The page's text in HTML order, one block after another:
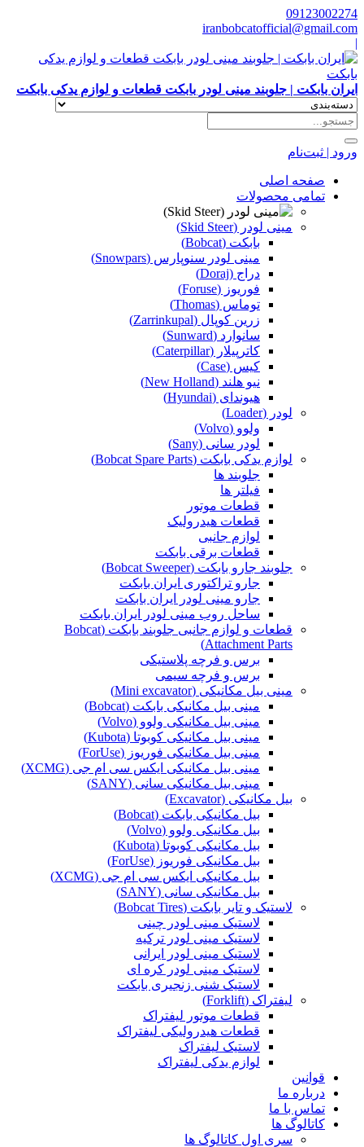
09123002274
iranbobcatofficial@gmail.com
|
ایران بابکت | جلوبند مینی لودر بابکت قطعات و لوازم یدکی بابکت
ورود | ثبت‌نام
صفحه اصلی
تمامی محصولات
مینی لودر (Skid Steer)
بابکت (Bobcat)
مینی لودر سنوپارس (Snowpars)
دراج (Doraj)
فوریوز (Foruse)
توماس (Thomas)
زرین کوپال (Zarrinkupal)
سانوارد (Sunward)
کاترپیلار (Caterpillar)
کیس (Case)
نیو هلند (New Holland)
هیوندای (Hyundai)
لودر (Loader)
ولوو (Volvo)
لودر سانی (Sany)
لوازم یدکی بابکت (Bobcat Spare Parts)
جلوبند ها
فیلتر ها
قطعات موتور
قطعات هیدرولیک
لوازم جانبی
قطعات برقی بابکت
جلوبند جارو بابکت (Bobcat Sweeper)
جارو تراکتوری ایران بابکت
جارو مینی لودر ایران بابکت
ساحل روب مینی لودر ایران بابکت
قطعات و لوازم جانبی جلوبند بابکت (Bobcat
Attachment Parts)
برس و فرچه پلاستیکی
برس و فرچه سیمی
مینی بیل مکانیکی (Mini excavator)
مینی بیل مکانیکی بابکت (Bobcat)
مینی بیل مکانیکی ولوو (Volvo)
مینی بیل مکانیکی کوبوتا (Kubota)
مینی بیل مکانیکی فوریوز (ForUse)
مینی بیل مکانیکی ایکس سی ام جی (XCMG)
مینی بیل مکانیکی سانی (SANY)
بیل مکانیکی (Excavator)
بیل مکانیکی بابکت (Bobcat)
بیل مکانیکی ولوو (Volvo)
بیل مکانیکی کوبوتا (Kubota)
بیل مکانیکی فوریوز (ForUse)
بیل مکانیکی ایکس سی ام جی (XCMG)
بیل مکانیکی سانی (SANY)
لاستیک و تایر بابکت (Bobcat Tires)
لاستیک مینی لودر چینی
لاستیک مینی لودر ترکیه
لاستیک مینی لودر ایرانی
لاستیک مینی لودر کره ای
لاستیک شنی زنجیری بابکت
لیفتراک (Forklift)
قطعات موتور لیفتراک
قطعات هیدرولیکی لیفتراک
لاستیک لیفتراک
لوازم یدکی لیفتراک
قوانین
درباره ما
تماس با ما
کاتالوگ ها
سری اول کاتالوگ ها